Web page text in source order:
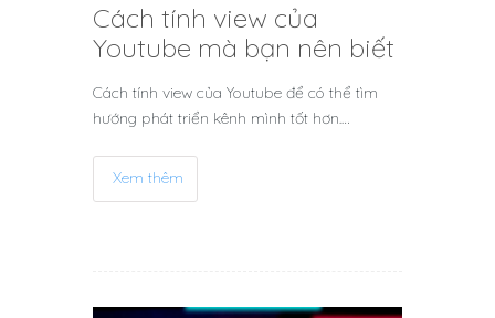
Cách tính view của
Youtube mà bạn nên biết
Cách tính view của Youtube để có thể tìm
hướng phát triển kênh mình tốt hơn.…
Xem thêm